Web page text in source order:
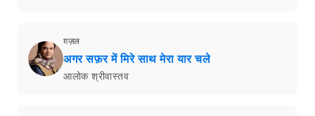
ग़ज़ल
अगर सफ़र में मिरे साथ मेरा यार चले
आलोक श्रीवास्तव